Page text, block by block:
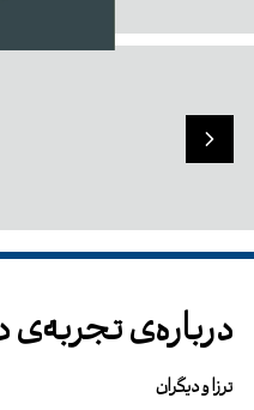
درباره‌ی تجربه‌ی
ترزا و دیگران